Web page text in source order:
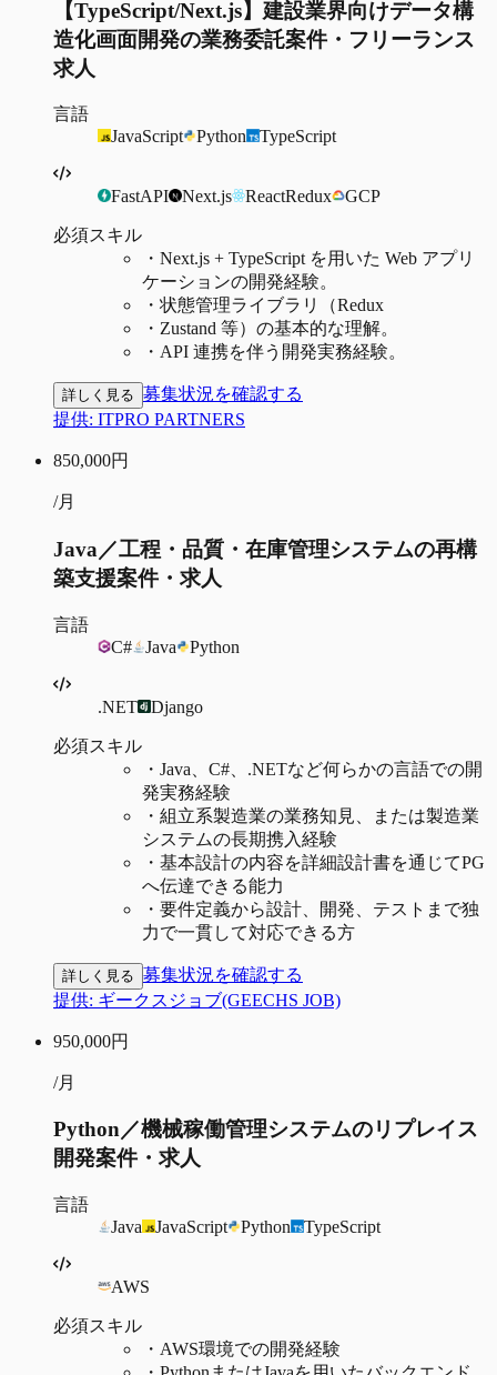
【TypeScript/Next.js】建設業界向けデータ構
造化画面開発の業務委託案件・フリーランス
求人
言語
JavaScript
Python TypeScript
FastAPI Next.js ReactRedux GCP
必須スキル
・ Next.js + TypeScript を用いた Web アプリ
ケーションの開発経験。
・ 状態管理ライブラリ（Redux
・ Zustand 等）の基本的な理解。
・ API 連携を伴う開発実務経験。
詳しく見る 募集状況を確認する
提供: ITPRO PARTNERS
850,000円
/月
Java／工程・品質・在庫管理システムの再構
築支援案件・求人
言語
C#
Java Python
.NET Django
必須スキル
・ Java、C#、.NETなど何らかの言語での開
発実務経験
・ 組立系製造業の業務知見、または製造業
システムの長期携入経験
・ 基本設計の内容を詳細設計書を通じてPG
へ伝達できる能力
・ 要件定義から設計、開発、テストまで独
力で一貫して対応できる方
詳しく見る 募集状況を確認する
提供: ギークスジョブ(GEECHS JOB)
950,000円
/月
Python／機械稼働管理システムのリプレイス
開発案件・求人
言語
Java
JavaScript Python TypeScript
AWS
必須スキル
・ AWS環境での開発経験